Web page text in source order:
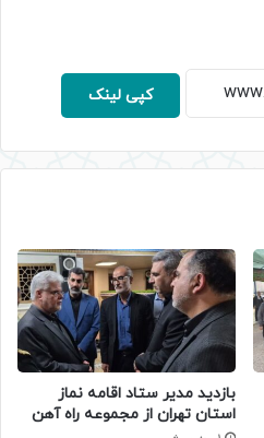
کپی لینک
بازدید مدیر ستاد اقامه نماز
استان تهران از مجموعه راه آهن